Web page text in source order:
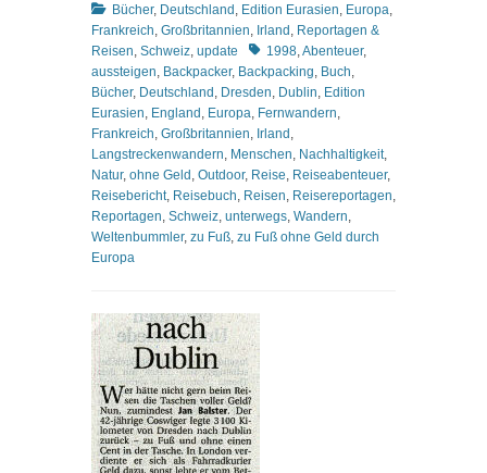
Kategorien
Bücher, Deutschland , Edition Eurasien, Europa,
Frankreich, Großbritannien, Irland , Reportagen &
Reisen, Schweiz, update Schlagworte
1998,Abenteuer,
aussteigen, Backpacker, Backpacking, Buch,
Bücher, Deutschland , Dresden, Dublin, Edition
Eurasien, England , Europa, Fernwandern,
Frankreich, Großbritannien, Irland ,
Langstreckenwandern, Menschen, Nachhaltigkeit,
Natur, ohne Geld , Outdoor, Reise, Reiseabenteuer,
Reisebericht, Reisebuch, Reisen, Reisereportagen,
Reportagen, Schweiz, unterwegs, Wandern,
Weltenbummler, zu Fuß, zu Fuß ohne Geld durch
Europa